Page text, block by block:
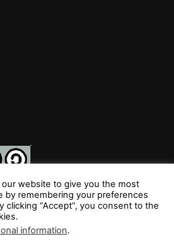
SÍGUENOS
website to give you the most
by remembering your preferences
clicking “Accept”, you consent to the
information.